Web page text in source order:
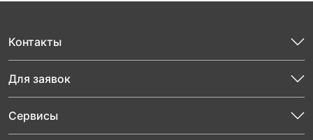
Контакты
Для заявок
Сервисы